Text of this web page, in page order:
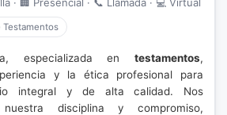
Testamentos
especializada en testamentos,
y la ética profesional para
integral y de alta calidad. Nos
disciplina y compromiso,